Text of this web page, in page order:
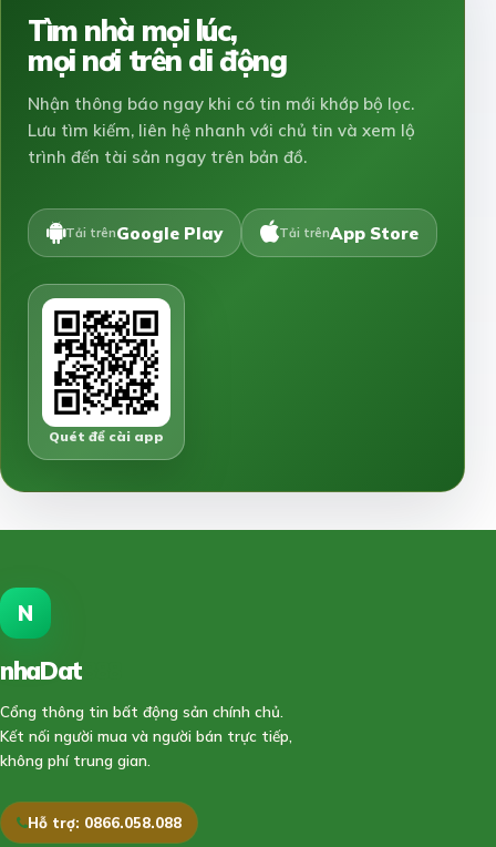
Tìm nhà mọi lúc,
mọi nơi trên di động
Nhận thông báo ngay khi có tin mới khớp bộ lọc.
Lưu tìm kiếm, liên hệ nhanh với chủ tin và xem lộ
trình đến tài sản ngay trên bản đồ.
Tải trênGoogle Play Tải trênApp Store
Quét để cài app
N
nhaDat
Cổng thông tin bất động sản chính chủ.
Kết nối người mua và người bán trực tiếp,
không phí trung gian.
Hỗ trợ: 0866.058.088